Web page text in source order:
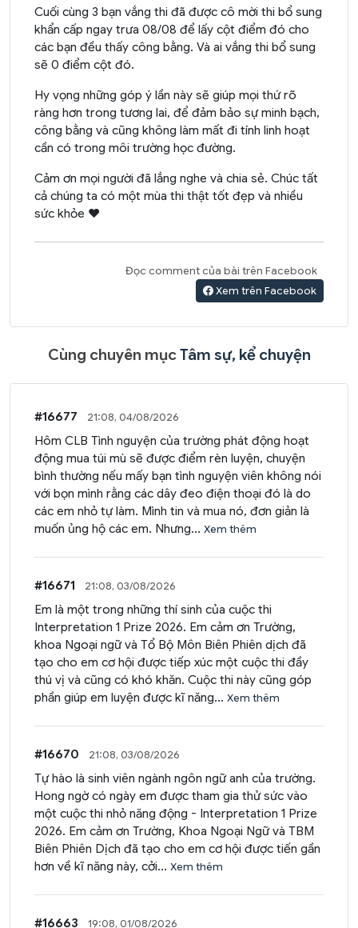
Cuối cùng 3 bạn vắng thi đã được cô mời thi bổ sung
khẩn cấp ngay trưa 08/08 để lấy cột điểm đó cho
các bạn đều thấy công bằng. Và ai vắng thi bổ sung
sẽ 0 điểm cột đó.
Hy vọng những góp ý lần này sẽ giúp mọi thứ rõ
ràng hơn trong tương lai, để đảm bảo sự minh bạch,
công bằng và cũng không làm mất đi tính linh hoạt
cần có trong môi trường học đường.
Cảm ơn mọi người đã lắng nghe và chia sẻ. Chúc tất
cả chúng ta có một mùa thi thật tốt đẹp và nhiều
sức khỏe ❤️
Đọc comment của bài trên Facebook
Xem trên Facebook
Cùng chuyên mụcTâm sự, kể chuyện
#16677 21:08, 04/08/2026
Hôm CLB Tình nguyện của trường phát động hoạt
động mua túi mù sẽ được điểm rèn luyện, chuyện
bình thường nếu mấy bạn tình nguyện viên không nói
với bọn mình rằng các dây đeo điện thoại đó là do
các em nhỏ tự làm. Mình tin và mua nó, đơn giản là
muốn ủng hộ các em. Nhưng... Xem thêm
#16671 21:08, 03/08/2026
Em là một trong những thí sinh của cuộc thi
Interpretation 1 Prize 2026. Em cảm ơn Trường,
khoa Ngoại ngữ và Tổ Bộ Môn Biên Phiên dịch đã
tạo cho em cơ hội được tiếp xúc một cuộc thi đầy
thú vị và cũng có khó khăn. Cuộc thi này cũng góp
phần giúp em luyện được kĩ năng... Xem thêm
#16670 21:08, 03/08/2026
Tự hào là sinh viên ngành ngôn ngữ anh của trường.
Hong ngờ có ngày em được tham gia thử sức vào
một cuộc thi nhỏ năng động - Interpretation 1 Prize
2026. Em cảm ơn Trường, Khoa Ngoại Ngữ và TBM
Biên Phiên Dịch đã tạo cho em cơ hội được tiến gần
hơn về kĩ năng này, cởi... Xem thêm
#16663 19:08, 01/08/2026